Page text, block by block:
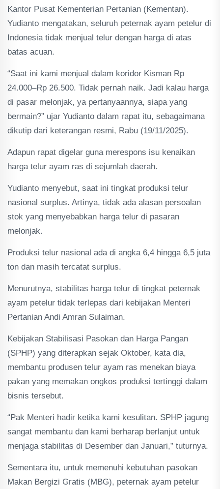
Kantor Pusat Kementerian Pertanian (Kementan).
Yudianto mengatakan, seluruh peternak ayam petelur di
Indonesia tidak menjual telur dengan harga di atas
batas acuan.
“Saat ini kami menjual dalam koridor Kisman Rp
24.000–Rp 26.500. Tidak pernah naik. Jadi kalau harga
di pasar melonjak, ya pertanyaannya, siapa yang
bermain?” ujar Yudianto dalam rapat itu, sebagaimana
dikutip dari keterangan resmi, Rabu (19/11/2025).
Adapun rapat digelar guna merespons isu kenaikan
harga telur ayam ras di sejumlah daerah.
Yudianto menyebut, saat ini tingkat produksi telur
nasional surplus. Artinya, tidak ada alasan persoalan
stok yang menyebabkan harga telur di pasaran
melonjak.
Produksi telur nasional ada di angka 6,4 hingga 6,5 juta
ton dan masih tercatat surplus.
Menurutnya, stabilitas harga telur di tingkat peternak
ayam petelur tidak terlepas dari kebijakan Menteri
Pertanian Andi Amran Sulaiman.
Kebijakan Stabilisasi Pasokan dan Harga Pangan
(SPHP) yang diterapkan sejak Oktober, kata dia,
membantu produsen telur ayam ras menekan biaya
pakan yang memakan ongkos produksi tertinggi dalam
bisnis tersebut.
“Pak Menteri hadir ketika kami kesulitan. SPHP jagung
sangat membantu dan kami berharap berlanjut untuk
menjaga stabilitas di Desember dan Januari,” tuturnya.
Sementara itu, untuk memenuhi kebutuhan pasokan
Makan Bergizi Gratis (MBG), peternak ayam petelur